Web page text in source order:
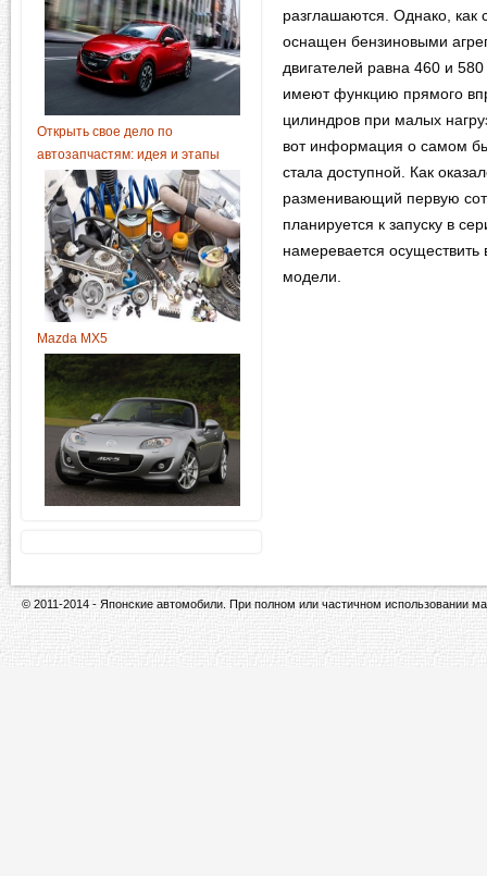
Открыть свое дело по
автозапчастям: идея и этапы
Mazda MX5
разглашаются. Однако, как
оснащен бензиновыми
двигателей равна 460 и
имеют функцию прямого
цилиндров при малых
вот информация о самом
стала доступной. Как
разменивающий первую
планируется к запуску в
намеревается
модели.
© 2011-2014 - Японские автомобили. При полном или частичном использовании